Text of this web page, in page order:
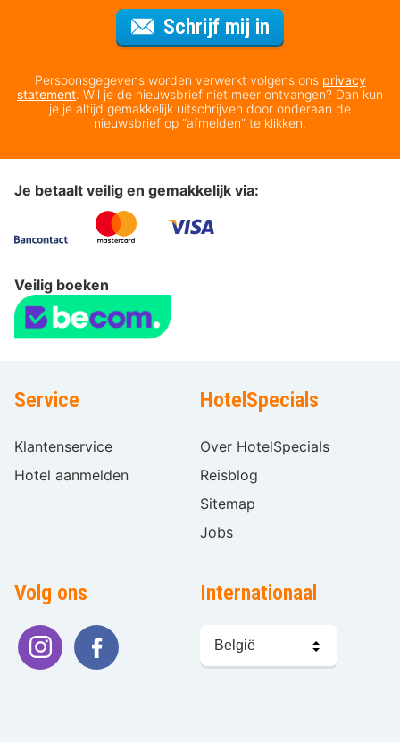
Schrijf mij in
Persoonsgegevens worden verwerkt volgens ons privacy
statement. Wil je de nieuwsbrief niet meer ontvangen? Dan kun
je je altijd gemakkelijk uitschrijven door onderaan de
nieuwsbrief op “afmelden” te klikken.
Je betaalt veilig en gemakkelijk via:
Veilig boeken
Service
Klantenservice
Hotel aanmelden
HotelSpecials
Over HotelSpecials
Reisblog
Sitemap
Jobs
Volg ons Internationaal
kiezen